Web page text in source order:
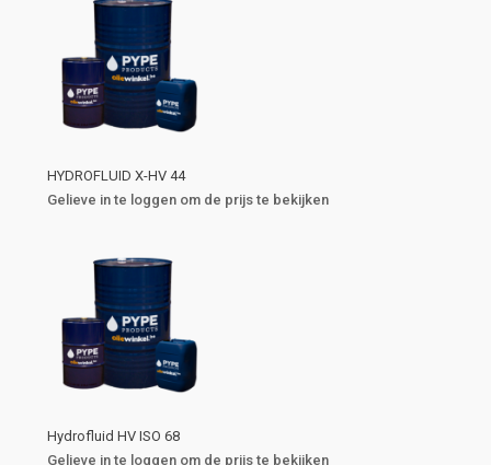
HYDROFLUID X-HV 44
Gelieve in te loggen om de prijs te bekijken
Hydrofluid HV ISO 68
Gelieve in te loggen om de prijs te bekijken